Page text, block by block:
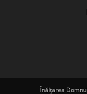
Înălțarea